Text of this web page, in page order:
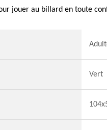
jouer au billard en toute
Vert